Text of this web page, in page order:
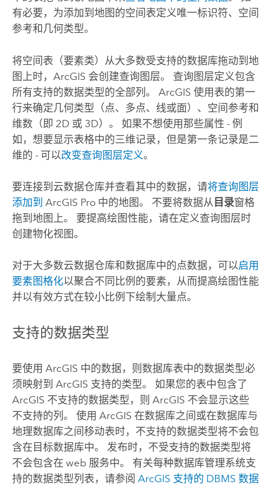
有必要，为添加到地图的空间表定义唯一标识符、空间
参考和几何类型。
将空间表（要素类）从大多数受支持的数据库拖动到地
图上时，ArcGIS 会创建查询图层。 查询图层定义包含
所有支持的数据类型的全部列。 ArcGIS 使用表的第一
行来确定几何类型（点、多点、线或面）、空间参考和
维数（即 2D 或 3D）。 如果不想使用那些属性 - 例
如，想要显示表格中的三维记录，但是第一条记录是二
维的 - 可以改变查询图层定义。
要连接到云数据仓库并查看其中的数据，请将查询图层
添加到 ArcGIS Pro中的地图。 不要将数据从 目录窗格
拖到地图上。 要提高绘图性能，请在定义查询图层时
创建物化视图。
对于大多数云数据仓库和数据库中的点数据，可以启用
要素图格化以聚合不同比例的要素，从而提高绘图性能
并以有效方式在较小比例下绘制大量点。
支持的数据类型
要使用 ArcGIS 中的数据，则数据库表中的数据类型必
须映射到 ArcGIS 支持的类型。 如果您的表中包含了
ArcGIS 不支持的数据类型，则 ArcGIS 不会显示这些
不支持的列。 使用 ArcGIS 在数据库之间或在数据库与
地理数据库之间移动表时，不支持的数据类型将不会包
含在目标数据库中。 发布时，不受支持的数据类型将
不会包含在 web 服务中。 有关每种数据库管理系统支
持的数据类型列表，请参阅 ArcGIS 支持的 DBMS 数据